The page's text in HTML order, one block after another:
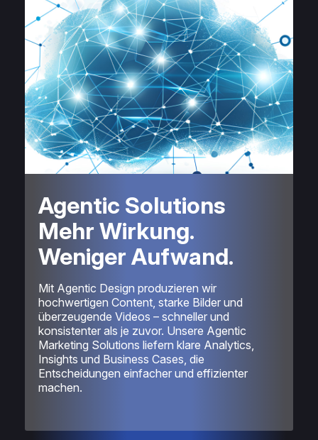
Agentic Solutions
Mehr Wirkung.
Weniger Aufwand.
Mit Agentic Design produzieren wir
hochwertigen Content, starke Bilder und
überzeugende Videos – schneller und
konsistenter als je zuvor. Unsere Agentic
Marketing Solutions liefern klare Analytics,
Insights und Business Cases, die
Entscheidungen einfacher und effizienter
machen.